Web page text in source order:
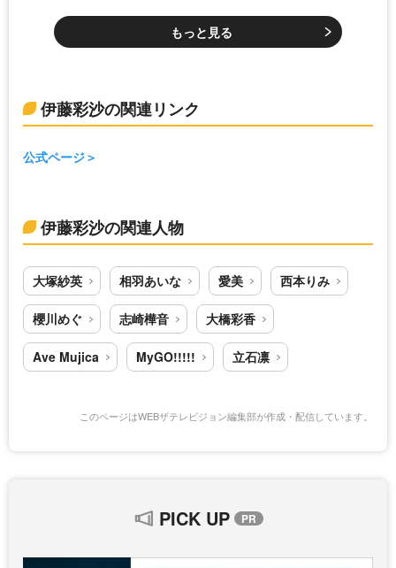
もっと見る
伊藤彩沙の関連リンク
公式ページ
伊藤彩沙の関連人物
大塚紗英 相羽あいな 愛美 西本りみ
櫻川めぐ 志崎樺音 大橋彩香
Ave Mujica MyGO!!!!! 立石凛
このページはWEBザテレビジョン編集部が作成・配信しています。
PICK UP